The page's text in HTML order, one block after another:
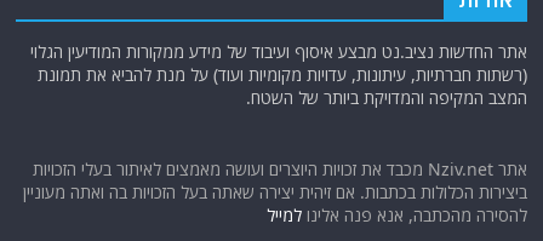
אתר החדשות נציב.נט מבצע איסוף ועיבוד של מידע ממקורות המודיעין הגלוי
(רשתות חברתיות, עיתונות, עדויות מקומיות ועוד) על מנת להביא את תמונת
המצב המקיפה והמדויקת ביותר של השטח.
אתר Nziv.net מכבד את זכויות היוצרים ועושה מאמצים לאיתור בעלי הזכויות
ביצירות הכלולות בכתבות. אם זיהית יצירה שאתה בעל הזכויות בה ואתה מעוניין
להסירה מהכתבה, אנא פנה אלינולמייל